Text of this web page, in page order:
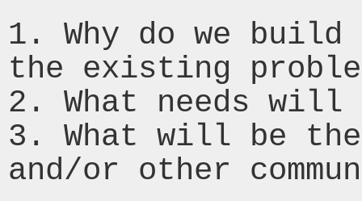
1. Why do we
the existing
2. What needs
3. What will be the
and/or other